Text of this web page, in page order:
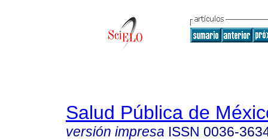
Salud Pública de
versión impresa ISSN 0036-